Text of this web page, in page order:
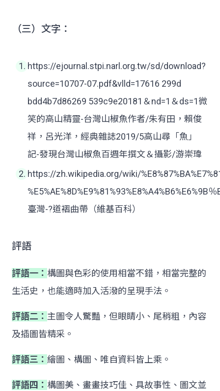
（三）文字：
https://ejournal.stpi.narl.org.tw/sd/download?
source=10707-07.pdf&vlld=17616 299d
bdd4b7d86269 539c9e20181＆nd=1＆ds=1微
笑的高山精靈-台灣山椒魚作者/朱有田，賴俊
祥，呂光洋，經典雜誌2019/5高山尋「魚」
記-發現台灣山椒魚百週年撰文＆攝影/游崇瑋
https://zh.wikipedia.org/wiki/
%E5%AE%8D%E9%81%93%E8%A4%B6%E6%9B
臺灣-?道褶曲帶（維基百科）
評語
評語一： 構圖與色彩的使用相當不錯，相當完整的
生活史，也能適時加入活潑的呈現手法。
評語二： 主圖令人驚豔，但眼睛小、尾稍粗，內容
及插圖皆精采。
評語三： 繪圖、構圖、唯自資料皆上乘。
評語四： 構圖美、畫畫技巧佳、具故事性、圖文並